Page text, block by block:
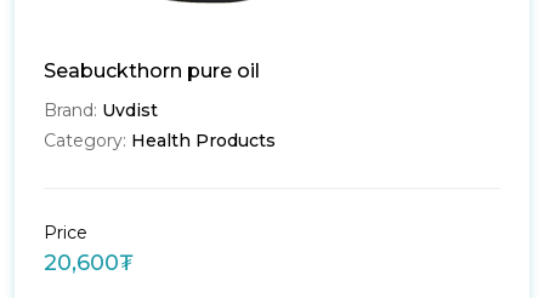
Seabuckthorn pure oil
Brand: Uvdist
Category: Health Products
Price
20,600₮